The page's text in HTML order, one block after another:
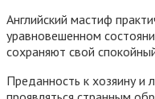
Английский мастиф
уравновешенном
сохраняют свой
Преданность к хозяину и